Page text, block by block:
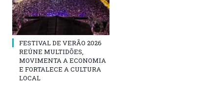
FESTIVAL DE VERÃO 2026
REÚNE MULTIDÕES,
MOVIMENTA A ECONOMIA
E FORTALECE A CULTURA
LOCAL